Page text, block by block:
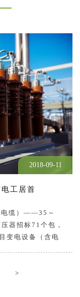
2018-09-11
工居首
电缆）——35～
器招标71个包，
变电设备（含电
。国家电网…
>